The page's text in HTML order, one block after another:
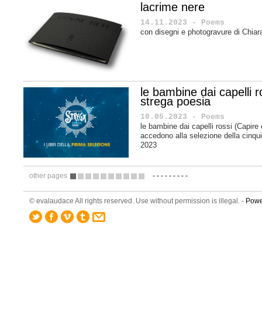
lacrime nere
14.11.2023 - Poems
con disegni e photogravure di
le bambine dai capelli
strega poesia
10.05.2023 - Poems
le bambine dai capelli rossi
accedono alla selezione della
2023
other pages - - - - - - - - -
© evalaudace All rights reserved. Use without permission is illegal. -